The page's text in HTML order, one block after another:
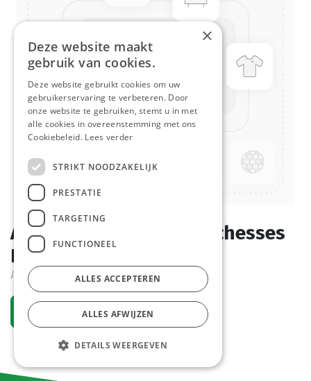
Aardappel Pommes Duchesses
Farm Frites 1 kg
Active
Request an account
×
Deze website maakt
gebruik van cookies.
Deze website gebruikt cookies om uw
gebruikerservaring te verbeteren. Door
onze website te gebruiken, stemt u in met
alle cookies in overeenstemming met ons
Cookiebeleid. Lees verder
STRIKT NOODZAKELIJK
PRESTATIE
TARGETING
FUNCTIONEEL
ALLES ACCEPTEREN
ALLES AFWIJZEN
DETAILS WEERGEVEN